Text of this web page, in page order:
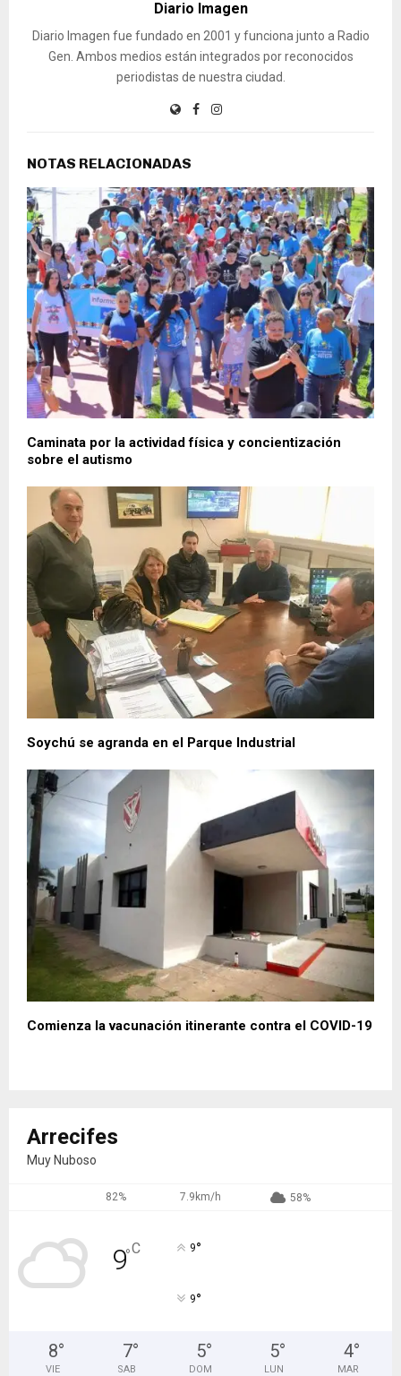
Diario Imagen
Diario Imagen fue fundado en 2001 y funciona junto a Radio
Gen. Ambos medios están integrados por reconocidos
periodistas de nuestra ciudad.
NOTAS RELACIONADAS
Caminata por la actividad física y concientización
sobre el autismo
Soychú se agranda en el Parque Industrial
Comienza la vacunación itinerante contra el COVID-19
Arrecifes
Muy Nuboso
82% 7.9km/h 58%
9°C 9°
9°
8°
VIE
7°
SAB
5°
DOM
5°
LUN
4°
MAR